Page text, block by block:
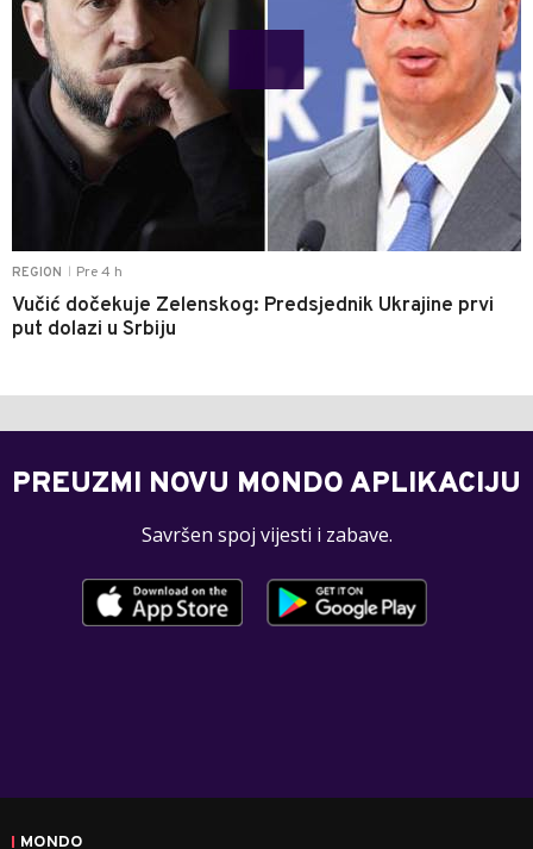
REGION Pre 4 h
Vučić dočekuje Zelenskog: Predsjednik Ukrajine prvi
put dolazi u Srbiju
PREUZMI NOVU MONDO APLIKACIJU
Savršen spoj vijesti i zabave.
MONDO